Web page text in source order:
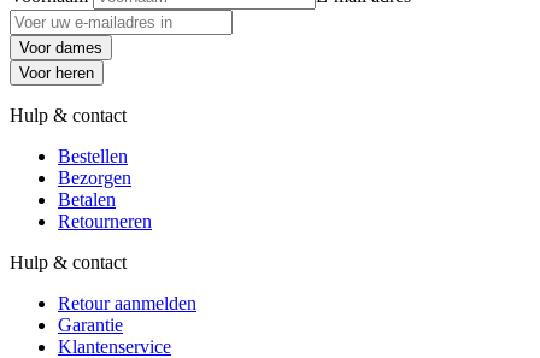
Voor dames
Voor heren
Hulp & contact
Bestellen
Bezorgen
Betalen
Retourneren
Hulp & contact
Retour aanmelden
Garantie
Klantenservice